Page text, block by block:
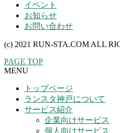
イベント
お知らせ
お問い合わせ
(c) 2021 RUN-STA.COM ALL
PAGE TOP
MENU
トップページ
ランスタ神戸について
サービス紹介
企業向けサービス
個人向けサービス